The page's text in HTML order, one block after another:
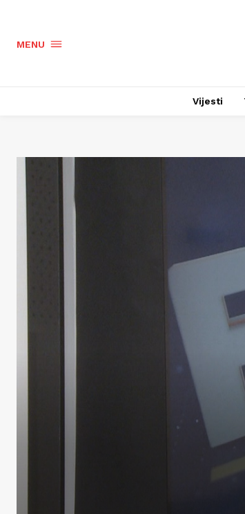
MENU
Vijesti